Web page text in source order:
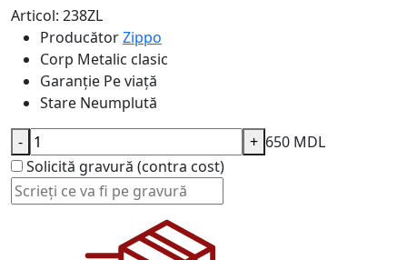
Articol: 238ZL
ProducătorZippo
Corp Metalic clasic
Garanție Pe viață
Stare Neumplută
650 MDL
Solicită gravură (contra cost)
- +